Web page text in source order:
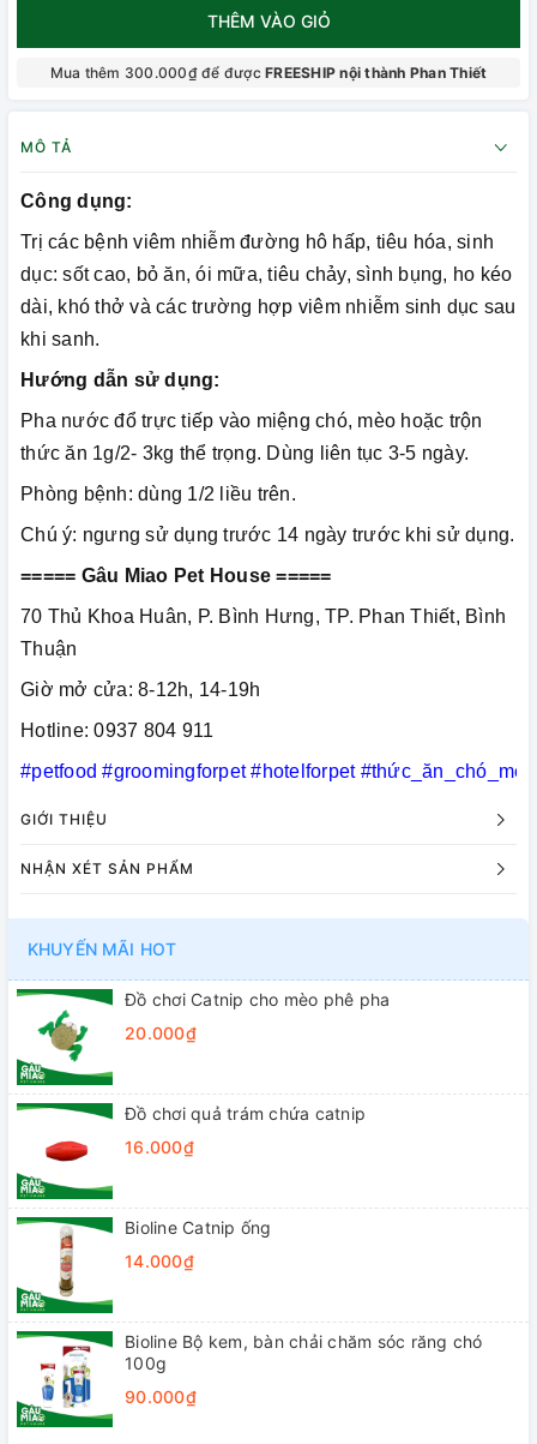
THÊM VÀO GIỎ
Mua thêm 300.000₫ để đượcFREESHIP nội thành Phan Thiết
MÔ TẢ
Công dụng:
Trị các bệnh viêm nhiễm đường hô hấp, tiêu hóa, sinh
dục: sốt cao, bỏ ăn, ói mữa, tiêu chảy, sình bụng, ho kéo
dài, khó thở và các trường hợp viêm nhiễm sinh dục sau
khi sanh.
Hướng dẫn sử dụng:
Pha nước đổ trực tiếp vào miệng chó, mèo hoặc trộn
thức ăn 1g/2- 3kg thể trọng. Dùng liên tục 3-5 ngày.
Phòng bệnh: dùng 1/2 liều trên.
Chú ý: ngưng sử dụng trước 14 ngày trước khi sử dụng.
===== Gâu Miao Pet House =====
70 Thủ Khoa Huân, P. Bình Hưng, TP. Phan Thiết, Bình
Thuận
Giờ mở cửa: 8-12h, 14-19h
Hotline: 0937 804 911
#petfood #groomingforpet #hotelforpet #thức_ăn_chó_mèo
GIỚI THIỆU
NHẬN XÉT SẢN PHẨM
KHUYẾN MÃI HOT
Đồ chơi Catnip cho mèo phê pha
20.000₫
Đồ chơi quả trám chứa catnip
16.000₫
Bioline Catnip ống
14.000₫
Bioline Bộ kem, bàn chải chăm sóc răng chó
100g
90.000₫